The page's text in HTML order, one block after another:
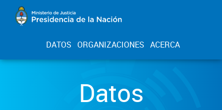
DATOS ORGANIZACIONES ACERCA
Datos